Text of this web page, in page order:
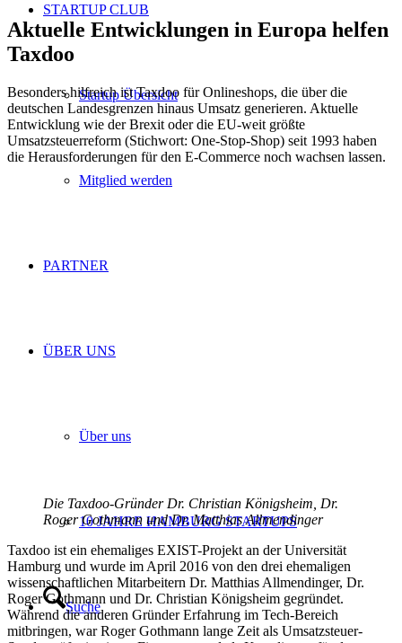
STARTUP CLUB
Startup Übersicht
Mitglied werden
PARTNER
ÜBER UNS
Über uns
10 JAHRE HAMBURG STARTUPS
Suche
Aktuelle Entwicklungen in Europa helfen
Taxdoo
Besonders hilfreich ist Taxdoo für Onlineshops, die über die
deutschen Landesgrenzen hinaus Umsatz generieren. Aktuelle
Entwicklung wie der Brexit oder die EU-weit größte
Umsatzsteuerreform (Stichwort: One-Stop-Shop) seit 1993 haben
die Herausforderungen für den E-Commerce noch wachsen lassen.
Die Taxdoo-Gründer Dr. Christian Königsheim, Dr.
Roger Gothmann und Dr. Matthias Allmendinger
Taxdoo ist ein ehemaliges EXIST-Projekt an der Universität
Hamburg und wurde im April 2016 von den drei ehemaligen
wissenschaftlichen Mitarbeitern Dr. Matthias Allmendinger, Dr.
Roger Gothmann und Dr. Christian Königsheim gegründet.
Während die anderen Gründer Erfahrung im Tech-Bereich
mitbringen, war Roger Gothmann lange Zeit als Umsatzsteuer-